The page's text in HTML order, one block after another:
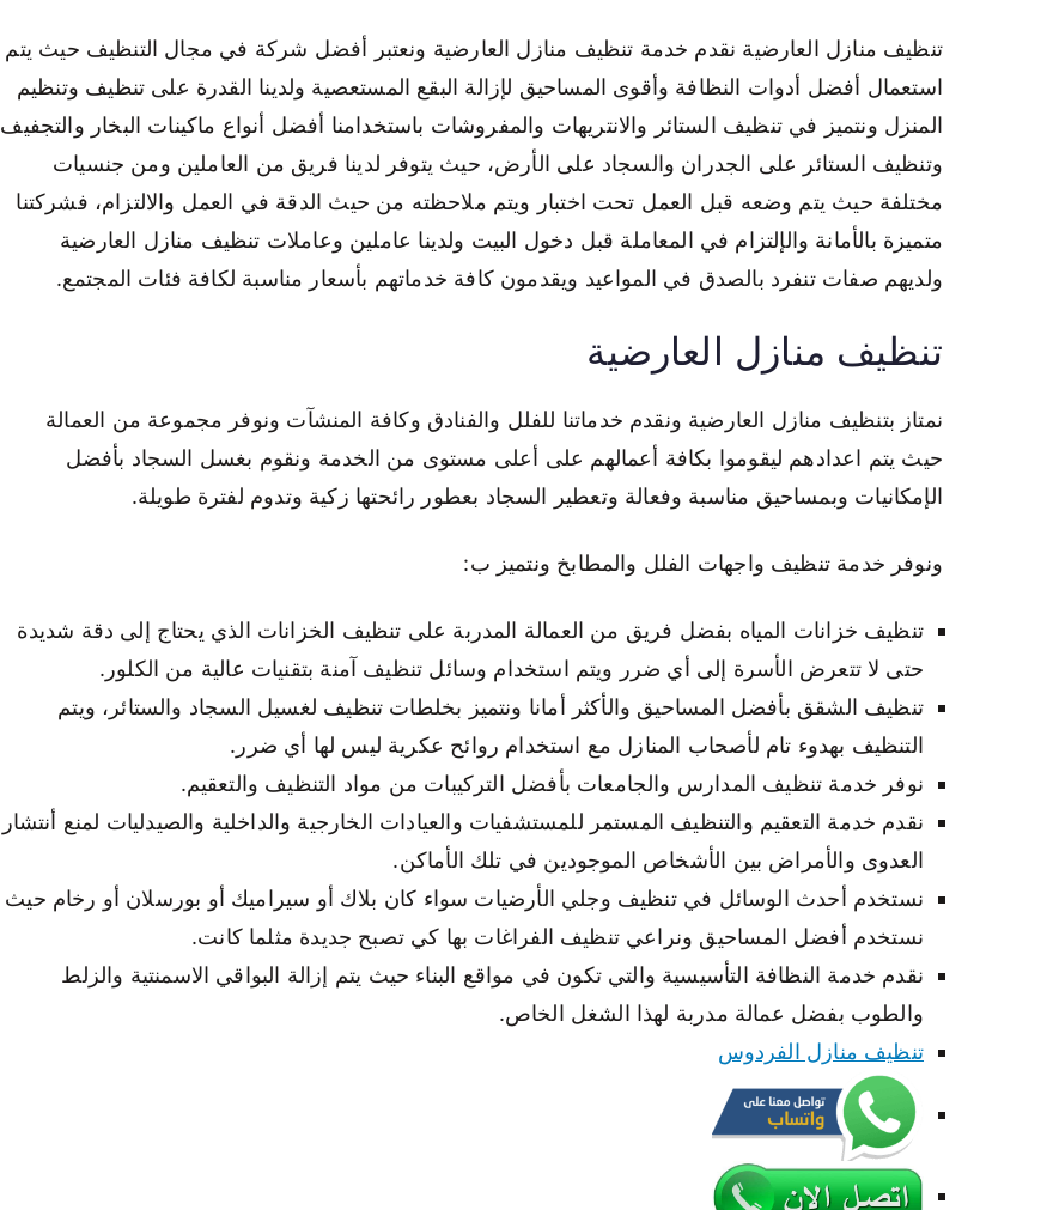
تنظيف منازل العارضية نقدم خدمة تنظيف منازل العارضية ونعتبر أفضل شركة في مجال التنظيف حيث يتم
استعمال أفضل أدوات النظافة وأقوى المساحيق لإزالة البقع المستعصية ولدينا القدرة على تنظيف وتنظيم
المنزل ونتميز في تنظيف الستائر والانتريهات والمفروشات باستخدامنا أفضل أنواع ماكينات البخار والتجفيف
وتنظيف الستائر على الجدران والسجاد على الأرض، حيث يتوفر لدينا فريق من العاملين ومن جنسيات
مختلفة حيث يتم وضعه قبل العمل تحت اختبار ويتم ملاحظته من حيث الدقة في العمل والالتزام، فشركتنا
متميزة بالأمانة والإلتزام في المعاملة قبل دخول البيت ولدينا عاملين وعاملات تنظيف منازل العارضية
ولديهم صفات تنفرد بالصدق في المواعيد ويقدمون كافة خدماتهم بأسعار مناسبة لكافة فئات المجتمع.
تنظيف منازل العارضية
نمتاز بتنظيف منازل العارضية ونقدم خدماتنا للفلل والفنادق وكافة المنشآت ونوفر مجموعة من العمالة
حيث يتم اعدادهم ليقوموا بكافة أعمالهم على أعلى مستوى من الخدمة ونقوم بغسل السجاد بأفضل
الإمكانيات وبمساحيق مناسبة وفعالة وتعطير السجاد بعطور رائحتها زكية وتدوم لفترة طويلة.
ونوفر خدمة تنظيف واجهات الفلل والمطابخ ونتميز ب:
تنظيف خزانات المياه بفضل فريق من العمالة المدربة على تنظيف الخزانات الذي يحتاج إلى دقة شديدة
حتى لا تتعرض الأسرة إلى أي ضرر ويتم استخدام وسائل تنظيف آمنة بتقنيات عالية من الكلور.
تنظيف الشقق بأفضل المساحيق والأكثر أمانا ونتميز بخلطات تنظيف لغسيل السجاد والستائر، ويتم
التنظيف بهدوء تام لأصحاب المنازل مع استخدام روائح عكرية ليس لها أي ضرر.
نوفر خدمة تنظيف المدارس والجامعات بأفضل التركيبات من مواد التنظيف والتعقيم.
نقدم خدمة التعقيم والتنظيف المستمر للمستشفيات والعيادات الخارجية والداخلية والصيدليات لمنع أنتشار
العدوى والأمراض بين الأشخاص الموجودين في تلك الأماكن.
نستخدم أحدث الوسائل في تنظيف وجلي الأرضيات سواء كان بلاك أو سيراميك أو بورسلان أو رخام حيث
نستخدم أفضل المساحيق ونراعي تنظيف الفراغات بها كي تصبح جديدة مثلما كانت.
نقدم خدمة النظافة التأسيسية والتي تكون في مواقع البناء حيث يتم إزالة البواقي الاسمنتية والزلط
والطوب بفضل عمالة مدربة لهذا الشغل الخاص.
تنظيف منازل الفردوس